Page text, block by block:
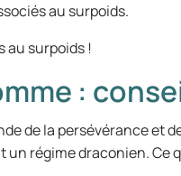
au surpoids.
au surpoids !
:
de la persévérance et
régime draconien. Ce